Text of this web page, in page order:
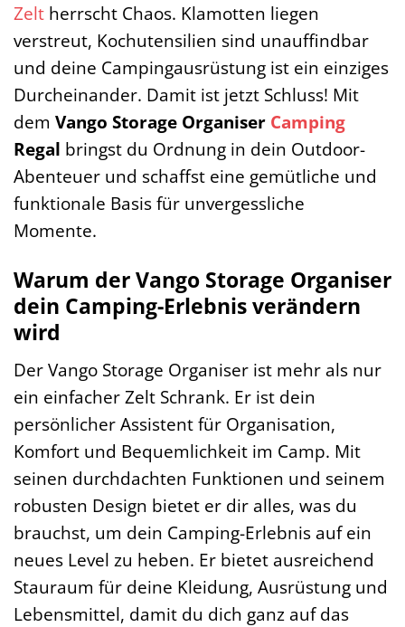
Zelt herrscht Chaos. Klamotten liegen
verstreut, Kochutensilien sind unauffindbar
und deine Campingausrüstung ist ein einziges
Durcheinander. Damit ist jetzt Schluss! Mit
dem Vango Storage Organiser Camping
Regal bringst du Ordnung in dein Outdoor-
Abenteuer und schaffst eine gemütliche und
funktionale Basis für unvergessliche
Momente.
Warum der Vango Storage Organiser
dein Camping-Erlebnis verändern
wird
Der Vango Storage Organiser ist mehr als nur
ein einfacher Zelt Schrank. Er ist dein
persönlicher Assistent für Organisation,
Komfort und Bequemlichkeit im Camp. Mit
seinen durchdachten Funktionen und seinem
robusten Design bietet er dir alles, was du
brauchst, um dein Camping-Erlebnis auf ein
neues Level zu heben. Er bietet ausreichend
Stauraum für deine Kleidung, Ausrüstung und
Lebensmittel, damit du dich ganz auf das